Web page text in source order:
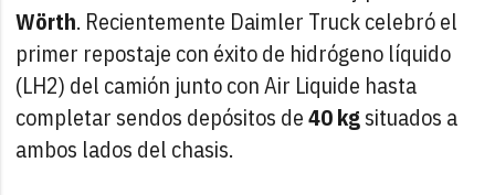
Wörth. Recientemente Daimler Truck celebró el
primer repostaje con éxito de hidrógeno líquido
(LH2) del camión junto con Air Liquide hasta
completar sendos depósitos de40 kgsituados a
ambos lados del chasis.